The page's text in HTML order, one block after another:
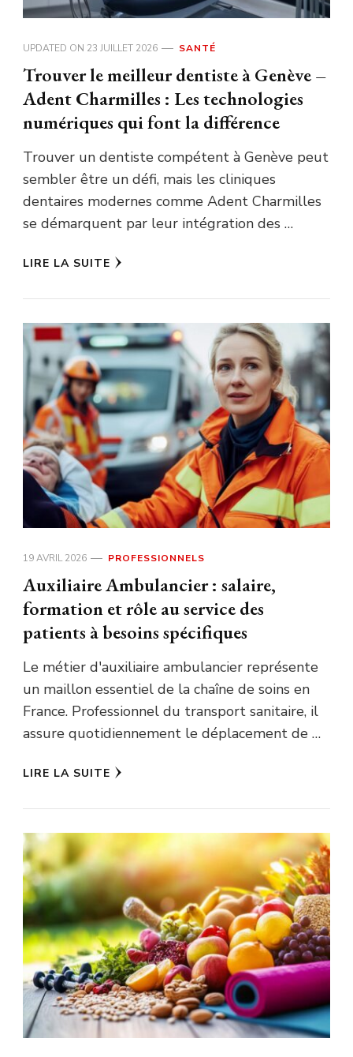
UPDATED ON 23 JUILLET 2026 SANTÉ
Trouver le meilleur dentiste à Genève –
Adent Charmilles : Les technologies
numériques qui font la différence
Trouver un dentiste compétent à Genève peut
sembler être un défi, mais les cliniques
dentaires modernes comme Adent Charmilles
se démarquent par leur intégration des …
LIRE LA SUITE
19 AVRIL 2026 PROFESSIONNELS
Auxiliaire Ambulancier : salaire,
formation et rôle au service des
patients à besoins spécifiques
Le métier d'auxiliaire ambulancier représente
un maillon essentiel de la chaîne de soins en
France. Professionnel du transport sanitaire, il
assure quotidiennement le déplacement de …
LIRE LA SUITE